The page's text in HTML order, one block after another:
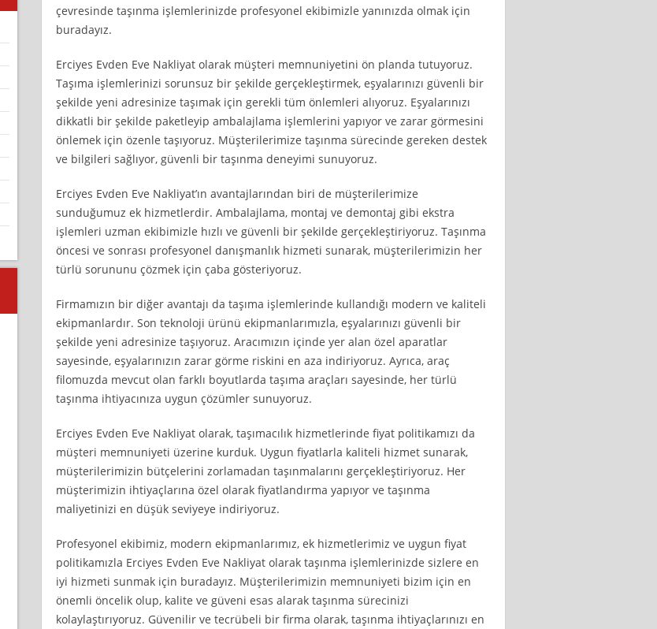
çevresinde taşınma işlemlerinizde profesyonel ekibimizle yanınızda olmak için
buradayız.
Erciyes Evden Eve Nakliyat olarak müşteri memnuniyetini ön planda tutuyoruz.
Taşıma işlemlerinizi sorunsuz bir şekilde gerçekleştirmek, eşyalarınızı güvenli bir
şekilde yeni adresinize taşımak için gerekli tüm önlemleri alıyoruz. Eşyalarınızı
dikkatli bir şekilde paketleyip ambalajlama işlemlerini yapıyor ve zarar görmesini
önlemek için özenle taşıyoruz. Müşterilerimize taşınma sürecinde gereken destek
ve bilgileri sağlıyor, güvenli bir taşınma deneyimi sunuyoruz.
Erciyes Evden Eve Nakliyat’ın avantajlarından biri de müşterilerimize
sunduğumuz ek hizmetlerdir. Ambalajlama, montaj ve demontaj gibi ekstra
işlemleri uzman ekibimizle hızlı ve güvenli bir şekilde gerçekleştiriyoruz. Taşınma
öncesi ve sonrası profesyonel danışmanlık hizmeti sunarak, müşterilerimizin her
türlü sorununu çözmek için çaba gösteriyoruz.
Firmamızın bir diğer avantajı da taşıma işlemlerinde kullandığı modern ve kaliteli
ekipmanlardır. Son teknoloji ürünü ekipmanlarımızla, eşyalarınızı güvenli bir
şekilde yeni adresinize taşıyoruz. Aracımızın içinde yer alan özel aparatlar
sayesinde, eşyalarınızın zarar görme riskini en aza indiriyoruz. Ayrıca, araç
filomuzda mevcut olan farklı boyutlarda taşıma araçları sayesinde, her türlü
taşınma ihtiyacınıza uygun çözümler sunuyoruz.
Erciyes Evden Eve Nakliyat olarak, taşımacılık hizmetlerinde fiyat politikamızı da
müşteri memnuniyeti üzerine kurduk. Uygun fiyatlarla kaliteli hizmet sunarak,
müşterilerimizin bütçelerini zorlamadan taşınmalarını gerçekleştiriyoruz. Her
müşterimizin ihtiyaçlarına özel olarak fiyatlandırma yapıyor ve taşınma
maliyetinizi en düşük seviyeye indiriyoruz.
Profesyonel ekibimiz, modern ekipmanlarımız, ek hizmetlerimiz ve uygun fiyat
politikamızla Erciyes Evden Eve Nakliyat olarak taşınma işlemlerinizde sizlere en
iyi hizmeti sunmak için buradayız. Müşterilerimizin memnuniyeti bizim için en
önemli öncelik olup, kalite ve güveni esas alarak taşınma sürecinizi
kolaylaştırıyoruz. Güvenilir ve tecrübeli bir firma olarak, taşınma ihtiyaçlarınızı en